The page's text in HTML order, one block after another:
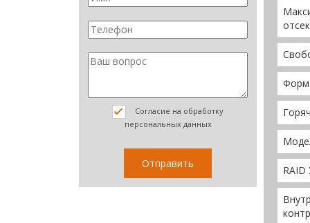
Согласие на обработку
персональных данных
RAID